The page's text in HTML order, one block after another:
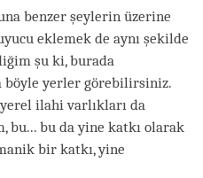
benzer şeylerin üzerine
eklemek de aynı şekilde
şu ki, burada
böyle yerler görebilirsiniz.
ilahi varlıkları da
bu da yine katkı olarak
bir katkı, yine